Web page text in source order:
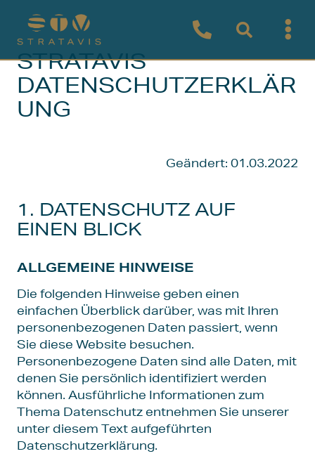
STRATAVIS
DATENSCHUTZERKLÄR
UNG
Geändert: 01.03.2022
1. DATENSCHUTZ AUF
EINEN BLICK
ALLGEMEINE HINWEISE
Die folgenden Hinweise geben einen
einfachen Überblick darüber, was mit Ihren
personenbezogenen Daten passiert, wenn
Sie diese Website besuchen.
Personenbezogene Daten sind alle Daten, mit
denen Sie persönlich identifiziert werden
können. Ausführliche Informationen zum
Thema Datenschutz entnehmen Sie unserer
unter diesem Text aufgeführten
Datenschutzerklärung.